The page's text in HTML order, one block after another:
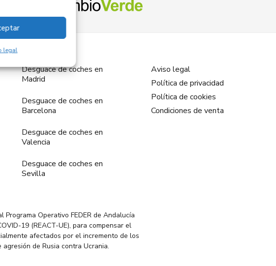
legal
Desguace de coches en
Madrid
Desguace de coches en
Barcelona
Desguace de coches en
Valencia
Desguace de coches en
Sevilla
Aviso legal
Política de privacidad
Política de cookies
Condiciones de venta
Operativo FEDER de Andalucía
19 (REACT-UE), para compensar el
afectados por el incremento de los
de Rusia contra Ucrania.